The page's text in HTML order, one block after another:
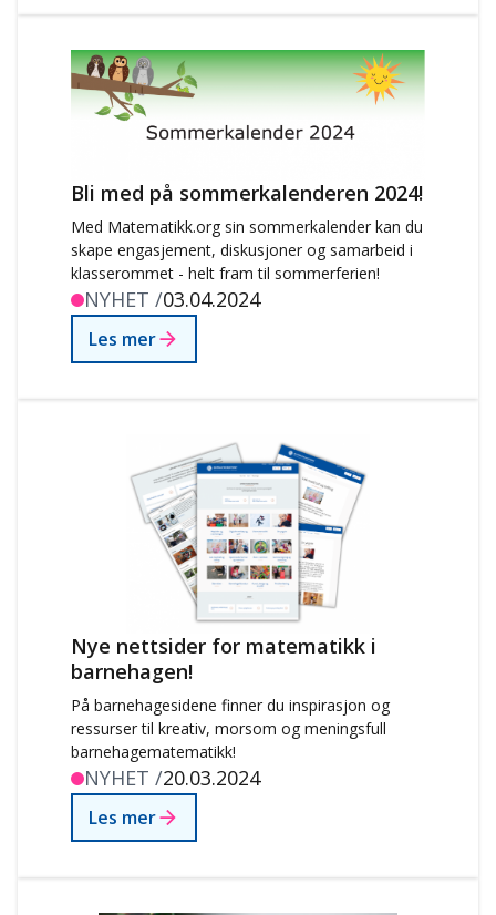
Bli med på sommerkalenderen 2024!
Med Matematikk.org sin sommerkalender kan du
skape engasjement, diskusjoner og samarbeid i
klasserommet - helt fram til sommerferien!
NYHET /03.04.2024
Les mer
Nye nettsider for matematikk i
barnehagen!
På barnehagesidene finner du inspirasjon og
ressurser til kreativ, morsom og meningsfull
barnehagematematikk!
NYHET /20.03.2024
Les mer